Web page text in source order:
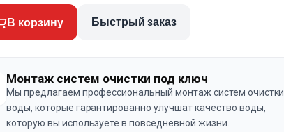
В корзину Быстрый заказ
Монтаж систем очистки под ключ
Мы предлагаем профессиональный монтаж систем очистки
воды, которые гарантированно улучшат качество воды,
которую вы используете в повседневной жизни.